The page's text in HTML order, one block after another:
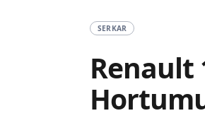
SERKAR
Renault